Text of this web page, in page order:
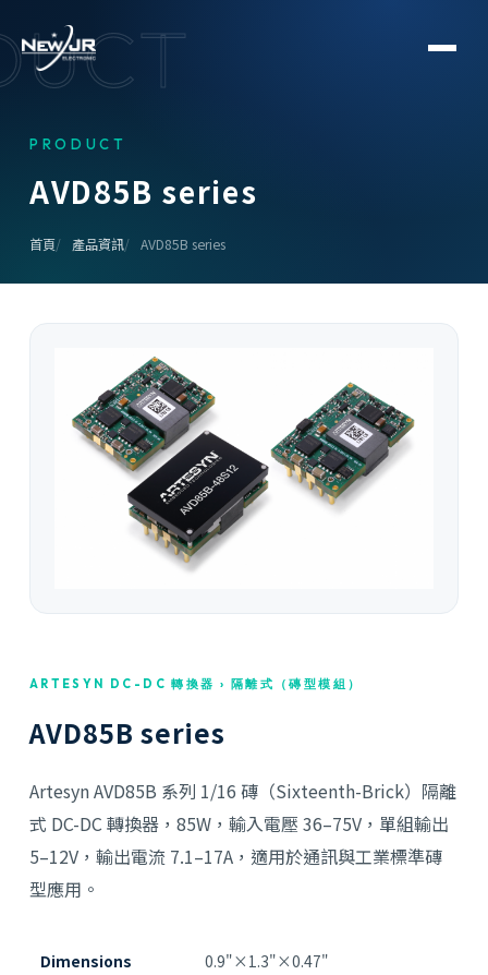
PRODUCT
AVD85B series
首頁 產品資訊 AVD85B series
ARTESYN DC-DC 轉換器 › 隔離式（磚型模組）
AVD85B series
Artesyn AVD85B 系列 1/16 磚（Sixteenth-Brick）隔離
式 DC-DC 轉換器，85W，輸入電壓 36–75V，單組輸出
5–12V，輸出電流 7.1–17A，適用於通訊與工業標準磚
型應用。
Dimensions
0.9"×1.3"×0.47"